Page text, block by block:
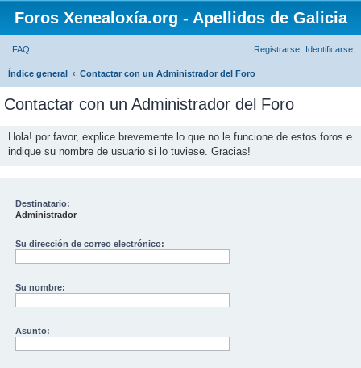
Foros Xenealoxía.org - Apellidos de Galicia
FAQ Identificarse
Registrarse
Índice general Contactar con un Administrador del Foro
Contactar con un Administrador del Foro
Hola! por favor, explice brevemente lo que no le funcione de estos foros e
indique su nombre de usuario si lo tuviese. Gracias!
Destinatario:
Administrador
Su dirección de correo electrónico:
Su nombre:
Asunto: